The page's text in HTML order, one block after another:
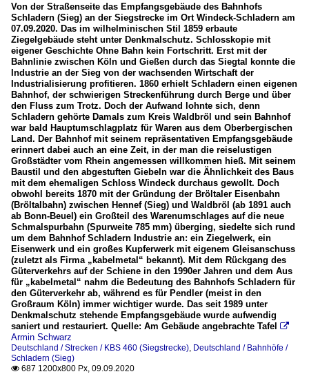
Von der Straßenseite das Empfangsgebäude des Bahnhofs
Schladern (Sieg) an der Siegstrecke im Ort Windeck-Schladern am
07.09.2020. Das im wilhelminischen Stil 1859 erbaute
Ziegelgebäude steht unter Denkmalschutz. Schlosskopie mit
eigener Geschichte Ohne Bahn kein Fortschritt. Erst mit der
Bahnlinie zwischen Köln und Gießen durch das Siegtal konnte die
Industrie an der Sieg von der wachsenden Wirtschaft der
Industrialisierung profitieren. 1860 erhielt Schladern einen eigenen
Bahnhof, der schwierigen Streckenführung durch Berge und über
den Fluss zum Trotz. Doch der Aufwand lohnte sich, denn
Schladern gehörte Damals zum Kreis Waldbröl und sein Bahnhof
war bald Hauptumschlagplatz für Waren aus dem Oberbergischen
Land. Der Bahnhof mit seinem repräsentativen Empfangsgebäude
erinnert dabei auch an eine Zeit, in der man die reiselustigen
Großstädter vom Rhein angemessen willkommen hieß. Mit seinem
Baustil und den abgestuften Giebeln war die Ähnlichkeit des Baus
mit dem ehemaligen Schloss Windeck durchaus gewollt. Doch
obwohl bereits 1870 mit der Gründung der Bröltaler Eisenbahn
(Bröltalbahn) zwischen Hennef (Sieg) und Waldbröl (ab 1891 auch
ab Bonn-Beuel) ein Großteil des Warenumschlages auf die neue
Schmalspurbahn (Spurweite 785 mm) überging, siedelte sich rund
um dem Bahnhof Schladern Industrie an: ein Ziegelwerk, ein
Eisenwerk und ein großes Kupferwerk mit eigenem Gleisanschuss
(zuletzt als Firma „kabelmetal“ bekannt). Mit dem Rückgang des
Güterverkehrs auf der Schiene in den 1990er Jahren und dem Aus
für „kabelmetal“ nahm die Bedeutung des Bahnhofs Schladern für
den Güterverkehr ab, während es für Pendler (meist in den
Großraum Köln) immer wichtiger wurde. Das seit 1989 unter
Denkmalschutz stehende Empfangsgebäude wurde aufwendig
saniert und restauriert. Quelle: Am Gebäude angebrachte Tafel

Armin Schwarz
Deutschland / Strecken / KBS 460 (Siegstrecke) Deutschland / Bahnhöfe /
Schladern (Sieg)
 687 1200x800 Px, 09.09.2020